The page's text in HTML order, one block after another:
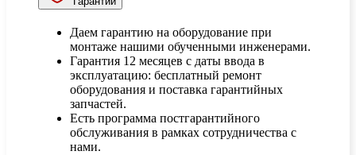
Даем гарантию на оборудование при
монтаже нашими обученными инженерами.
Гарантия 12 месяцев с даты ввода в
эксплуатацию: бесплатный ремонт
оборудования и поставка гарантийных
запчастей.
Есть программа постгарантийного
обслуживания в рамках сотрудничества с
нами.